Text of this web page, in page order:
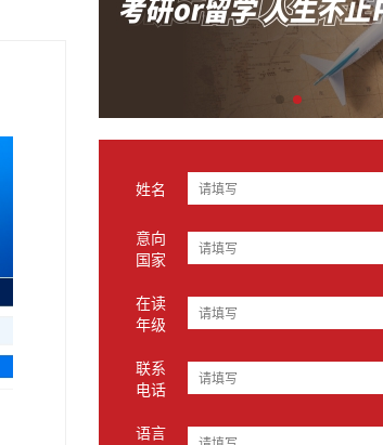
姓名
意向
国家
在读
年级
联系
电话
语言